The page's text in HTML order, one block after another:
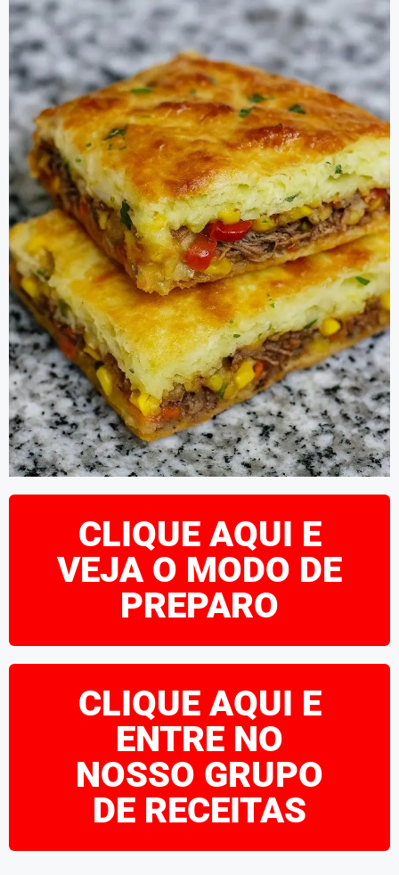
CLIQUE AQUI E
VEJA O MODO DE
PREPARO
CLIQUE AQUI E
ENTRE NO
NOSSO GRUPO
DE RECEITAS